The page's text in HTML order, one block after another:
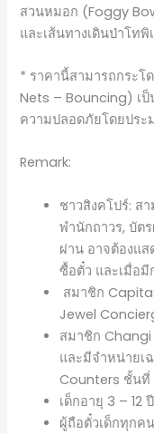
สวนหมอก (Foggy
และเส้นทางเดินป่าโท
* ราคานี้สามารถกระโ
Nets – Bouncing) เป็
ความปลอดภัยโดยประ
Remark:
ชาวสิงคโปร์: ส
พำนักถาวร, บัต
ผ่าน อาจต้องแ
ซื้อตั๋ว และเมื่อมี
สมาชิก
Jewel
สมาชิก
และมีจำหน่ายเ
Counters ชั้นที่
เด็กอายุ 3 – 12
ผู้ถือตั๋วเด็กทุกค